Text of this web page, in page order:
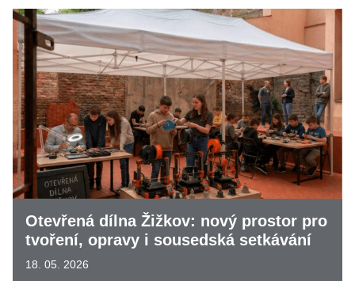
Otevřená dílna Žižkov: nový prostor pro
tvoření, opravy i sousedská setkávání
18. 05. 2026